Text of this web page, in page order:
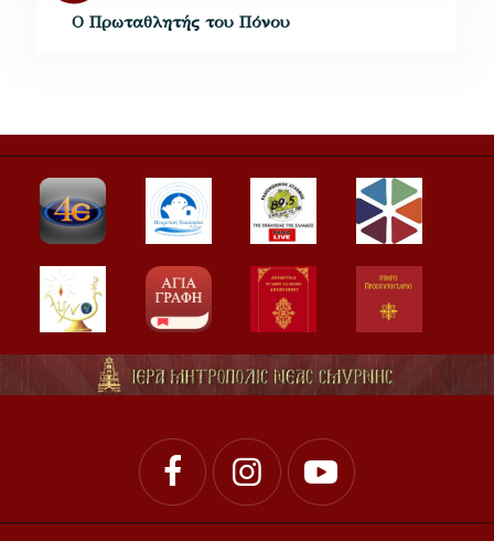
Ο Πρωταθλητής του Πόνου